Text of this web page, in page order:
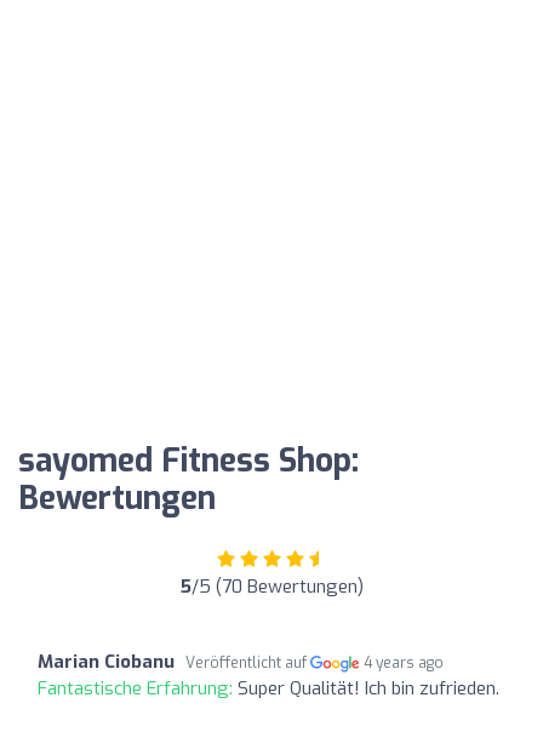
sayomed Fitness Shop:
Bewertungen
5/5 (70 Bewertungen)
Marian Ciobanu Veröffentlicht auf 4 years ago
Fantastische Erfahrung: Super Qualität! Ich bin zufrieden.